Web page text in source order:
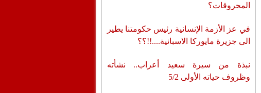
المحروقات؟
في عز الأزمة الإنسانية رئيس حكومتنا يطير
الى جزيرة مايوركا الاسبانية....!!؟؟
نبذة من سيرة سعيد أعراب.. نشأته
وظروف حياته الأولى 5/2